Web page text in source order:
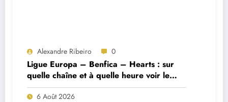
Alexandre Ribeiro 0
Ligue Europa – Benfica – Hearts : sur
quelle chaîne et à quelle heure voir le
match ?
6 Août 2026